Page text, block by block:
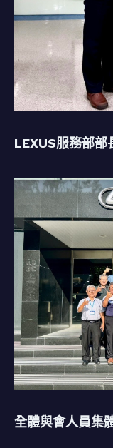
LEXUS服務部部
全體與會人員集